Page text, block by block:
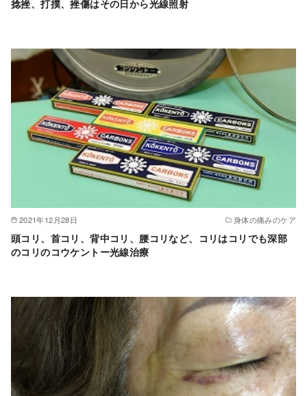
捻挫、打撲、挫傷はその日から光線照射
2021年12月28日 身体の痛みのケア
頭コリ、首コリ、背中コリ、腰コリなど、コリはコリでも深部
のコリのコウケントー光線治療